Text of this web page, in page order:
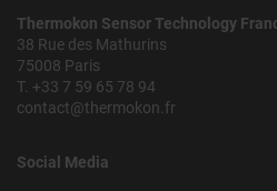
Thermokon Sensor Technology
38 Rue des Mathurins
75008 Paris
T. +33 7 59 65 78 94
contact@thermokon.fr
Social Media